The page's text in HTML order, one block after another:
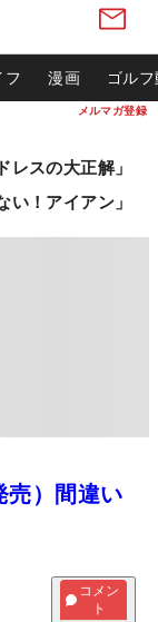
メルマガ登録
フ 漫画 ゴル
スの大正解」
！アイアン」
売）間違い
コメン
ト